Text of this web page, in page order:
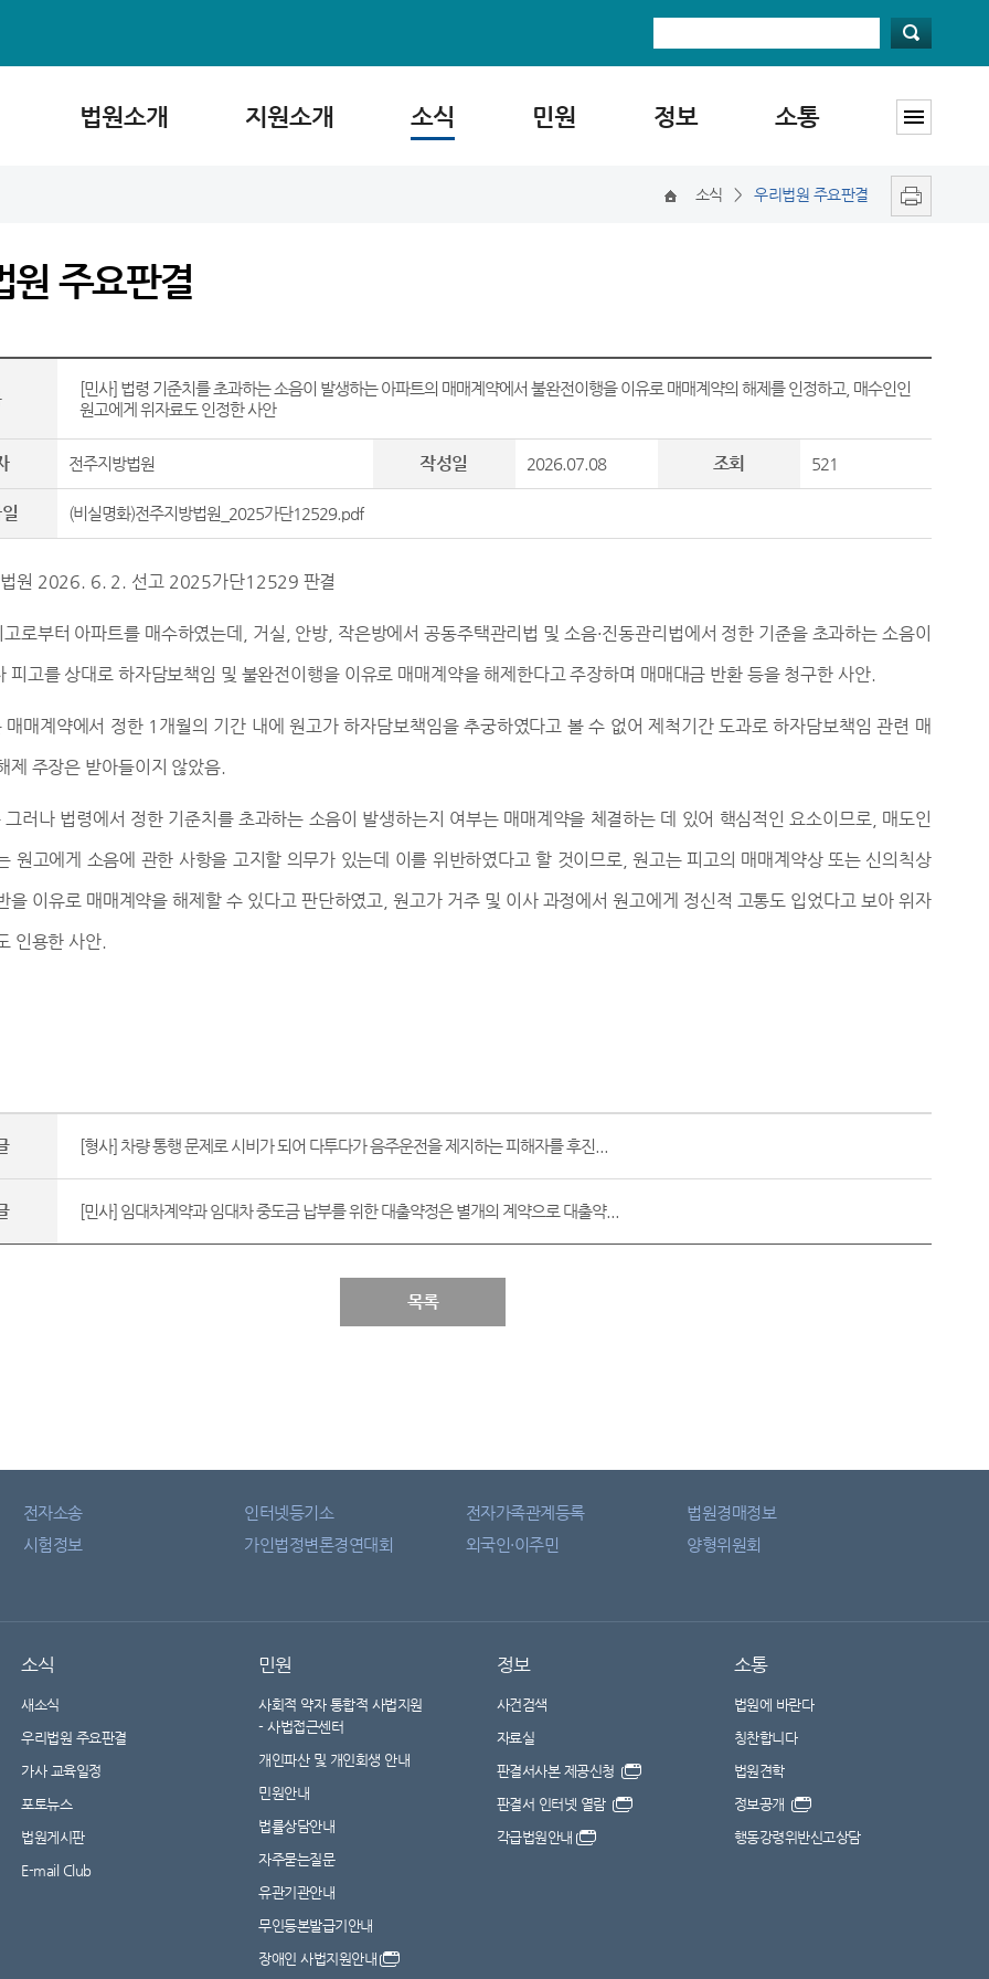
법원소개 지원소개 소식 민원 정보 소통
소식 > 우리법원 주요판결
원 주요판결
[민사] 법령 기준치를 초과하는 소음이 발생하는 아파트의 매매계약에서 불완전이행을 이유로 매매계약의 해제를 인정하고, 매수인인
원고에게 위자료도 인정한 사안
전주지방법원 작성일 2026.07.08 조회 521
(비실명화)전주지방법원_2025가단12529.pdf
원 2026. 6. 2. 선고 2025가단12529판결
로부터 아파트를 매수하였는데 거실 안방 작은방에서 공동주택관리법 및 소음·진동관리법에서 정한 기준을 초과하는 소음이
피고를 상대로 하자담보책임 및 불완전이행을 이유로 매매계약을 해제한다고 주장하며 매매대금 반환 등을 청구한 사안.
매매계약에서 정한 1 개월의 기간 내에 원고가 하자담보책임을 추궁하였다고 볼 수 없어 제척기간 도과로 하자담보책임 관련 매
제 주장은 받아들이지 않았음.
그러나 법령에서 정한 기준치를 초과하는 소음이 발생하는지 여부는 매매계약을 체결하는 데 있어 핵심적인 요소이므로, 매도인
원고에게 소음에 관한 사항을 고지할 의무가 있는데 이를 위반하였다고 할 것이므로 ,원고는 피고의 매매계약상 또는 신의칙상
을 이유로 매매계약을 해제할 수 있다고 판단하였고 ,원고가 거주 및 이사 과정에서 원고에게 정신적 고통도 입었다고 보아 위자
인용한 사안.
[형사] 차량 통행 문제로 시비가 되어 다투다가 음주운전을 제지하는 피해자를 후진...
[민사] 임대차계약과 임대차 중도금 납부를 위한 대출약정은 별개의 계약으로 대출약...
목록
전자소송 인터넷등기소 전자가족관계등록
법원경매정보
시험정보 가인법정변론경연대회 외국인·이주민
양형위원회
소식
새소식
우리법원 주요판결
가사 교육일정
포토뉴스
법원게시판
E-mail Club
민원
사회적 약자 통합적 사법지원
- 사법접근센터
개인파산 및 개인회생 안내
민원안내
법률상담안내
자주묻는질문
유관기관안내
무인등본발급기안내
장애인 사법지원안내
정보
사건검색
자료실
판결서사본 제공신청
판결서 인터넷 열람
각급법원안내
소통
법원에 바란다
칭찬합니다
법원견학
정보공개
행동강령위반신고상담